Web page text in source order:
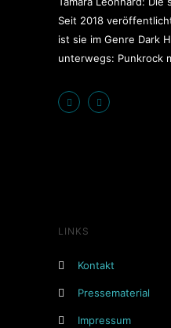
Seit 2018
ist sie im Genre Dark
unterwegs: Punkrock
LINKS
Kontakt
Pressematerial
Impressum